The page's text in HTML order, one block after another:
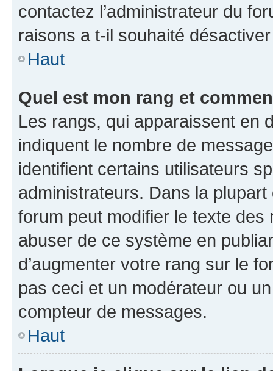
contactez l’administrateur du
raisons a t-il souhaité
Haut
Quel est mon rang et
Les rangs, qui apparaissent en
indiquent le nombre de
identifient certains utilisateurs
administrateurs. Dans la
forum peut modifier le texte
abuser de ce système en
d’augmenter votre rang sur le
pas ceci et un modérateur ou
compteur de messages.
Haut